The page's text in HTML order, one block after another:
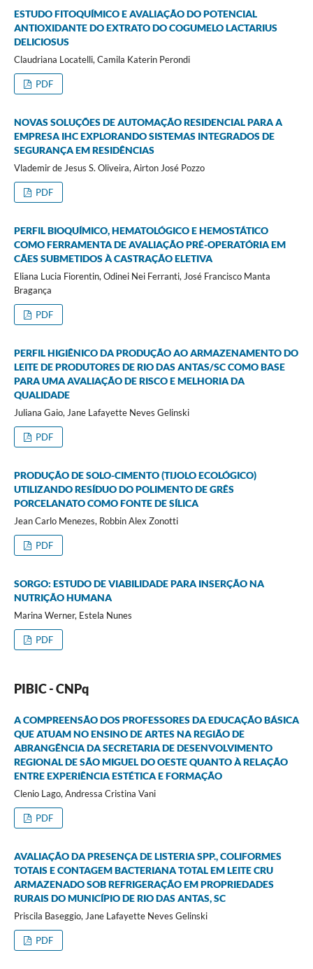
ESTUDO FITOQUÍMICO E AVALIAÇÃO DO POTENCIAL
ANTIOXIDANTE DO EXTRATO DO COGUMELO LACTARIUS
DELICIOSUS
Claudriana Locatelli, Camila Katerin Perondi
PDF
NOVAS SOLUÇÕES DE AUTOMAÇÃO RESIDENCIAL PARA A
EMPRESA IHC EXPLORANDO SISTEMAS INTEGRADOS DE
SEGURANÇA EM RESIDÊNCIAS
Vlademir de Jesus S. Oliveira, Airton José Pozzo
PDF
PERFIL BIOQUÍMICO, HEMATOLÓGICO E HEMOSTÁTICO
COMO FERRAMENTA DE AVALIAÇÃO PRÉ-OPERATÓRIA EM
CÃES SUBMETIDOS À CASTRAÇÃO ELETIVA
Eliana Lucia Fiorentin, Odinei Nei Ferranti, José Francisco Manta
Bragança
PDF
PERFIL HIGIÊNICO DA PRODUÇÃO AO ARMAZENAMENTO DO
LEITE DE PRODUTORES DE RIO DAS ANTAS/SC COMO BASE
PARA UMA AVALIAÇÃO DE RISCO E MELHORIA DA
QUALIDADE
Juliana Gaio, Jane Lafayette Neves Gelinski
PDF
PRODUÇÃO DE SOLO-CIMENTO (TIJOLO ECOLÓGICO)
UTILIZANDO RESÍDUO DO POLIMENTO DE GRÊS
PORCELANATO COMO FONTE DE SÍLICA
Jean Carlo Menezes, Robbin Alex Zonotti
PDF
SORGO: ESTUDO DE VIABILIDADE PARA INSERÇÃO NA
NUTRIÇÃO HUMANA
Marina Werner, Estela Nunes
PDF
PIBIC - CNPq
A COMPREENSÃO DOS PROFESSORES DA EDUCAÇÃO BÁSICA
QUE ATUAM NO ENSINO DE ARTES NA REGIÃO DE
ABRANGÊNCIA DA SECRETARIA DE DESENVOLVIMENTO
REGIONAL DE SÃO MIGUEL DO OESTE QUANTO À RELAÇÃO
ENTRE EXPERIÊNCIA ESTÉTICA E FORMAÇÃO
Clenio Lago, Andressa Cristina Vani
PDF
AVALIAÇÃO DA PRESENÇA DE LISTERIA SPP., COLIFORMES
TOTAIS E CONTAGEM BACTERIANA TOTAL EM LEITE CRU
ARMAZENADO SOB REFRIGERAÇÃO EM PROPRIEDADES
RURAIS DO MUNICÍPIO DE RIO DAS ANTAS, SC
Priscila Baseggio, Jane Lafayette Neves Gelinski
PDF